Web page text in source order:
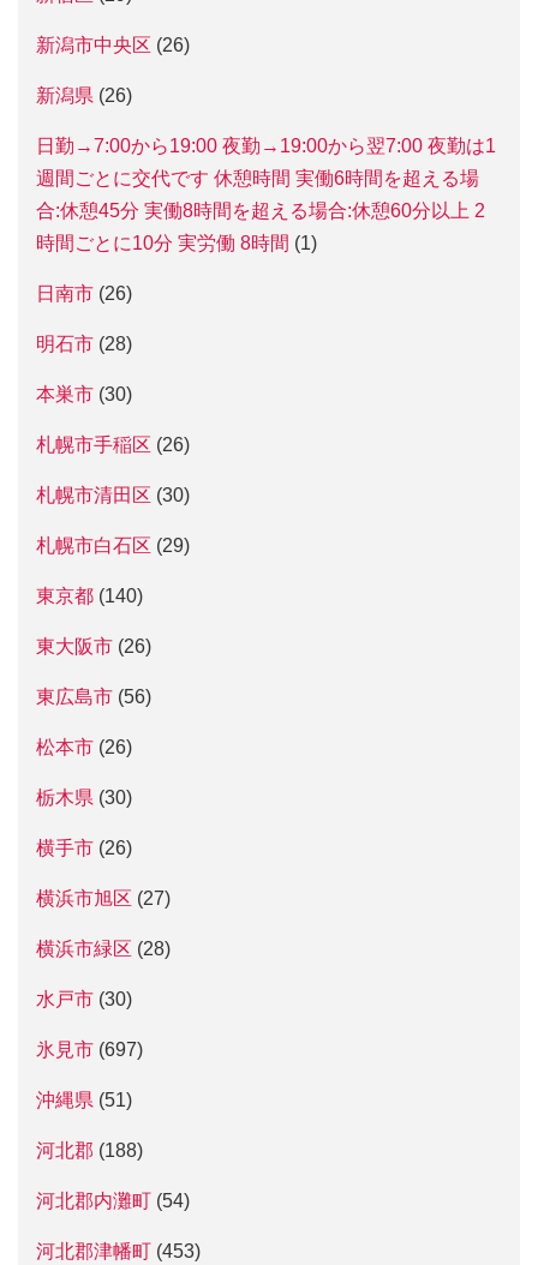
新潟市中央区 (26)
新潟県 (26)
日勤→7:00から19:00 夜勤→19:00から翌7:00 夜勤は1
週間ごとに交代です 休憩時間 実働6時間を超える場
合:休憩45分 実働8時間を超える場合:休憩60分以上 2
時間ごとに10分 実労働 8時間 (1)
日南市 (26)
明石市 (28)
本巣市 (30)
札幌市手稲区 (26)
札幌市清田区 (30)
札幌市白石区 (29)
東京都 (140)
東大阪市 (26)
東広島市 (56)
松本市 (26)
栃木県 (30)
横手市 (26)
横浜市旭区 (27)
横浜市緑区 (28)
水戸市 (30)
氷見市 (697)
沖縄県 (51)
河北郡 (188)
河北郡内灘町 (54)
河北郡津幡町 (453)